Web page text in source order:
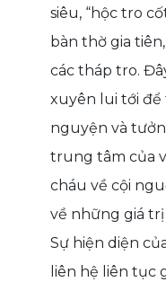
siêu, “hộc tro
bàn thờ gia
các tháp tro.
xuyên lui tới để
nguyện và
trung tâm của
cháu về cội
về những giá trị
Sự hiện diện
liên hệ liên tục